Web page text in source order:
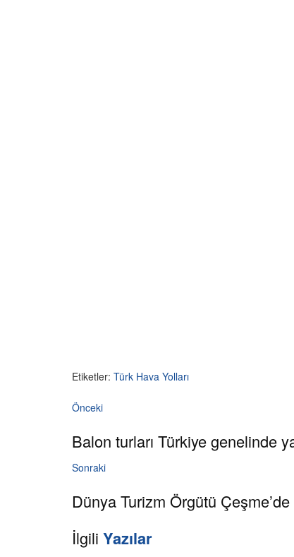
Etiketler: Türk Hava Yolları
Önceki
Balon turları Türkiye genelinde
Sonraki
Dünya Turizm Örgütü Çeşme’de
İlgili Yazılar